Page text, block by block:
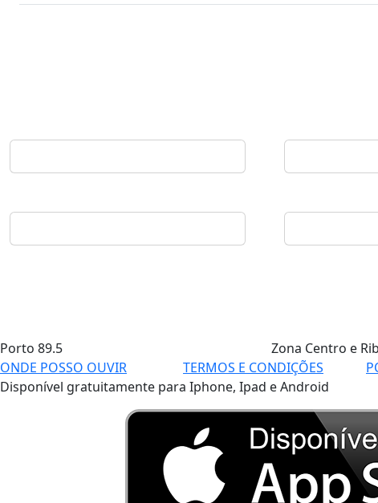
Porto 89.5 Zona Centro e
ONDE POSSO OUVIR
TERMOS E CONDIÇÕES
Disponível gratuitamente para Iphone, Ipad e Android